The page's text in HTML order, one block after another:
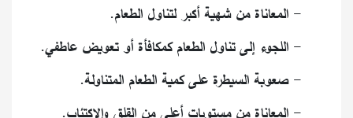
- المعاناة من شهية أكبر لتناول الطعام.
- اللجوء إلى تناول الطعام كمكافأة أو تعويض عاطفي.
- صعوبة السيطرة على كمية الطعام المتناولة.
- المعاناة من مستويات أعلى من القلق والاكتئاب.